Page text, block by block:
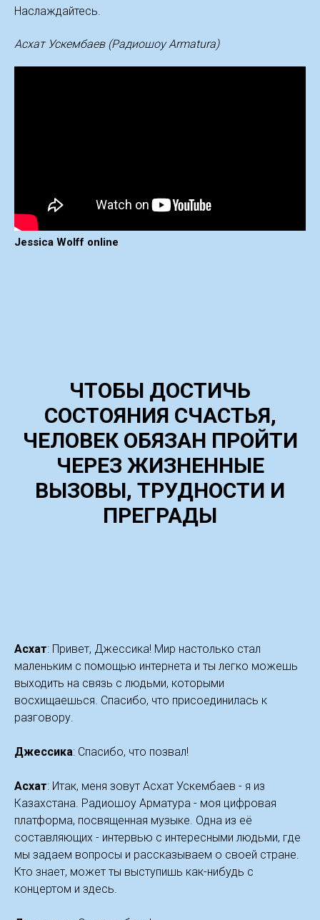
Наслаждайтесь.
Асхат Ускембаев (Радиошоу Armatura)
Jessica Wolff online
ЧТОБЫ ДОСТИЧЬ
СОСТОЯНИЯ СЧАСТЬЯ,
ЧЕЛОВЕК ОБЯЗАН ПРОЙТИ
ЧЕРЕЗ ЖИЗНЕННЫЕ
ВЫЗОВЫ, ТРУДНОСТИ И
ПРЕГРАДЫ
Асхат: Привет, Джессика! Мир настолько стал
маленьким с помощью интернета и ты легко можешь
выходить на связь с людьми, которыми
восхищаешься. Спасибо, что присоединилась к
разговору.
Джессика: Спасибо, что позвал!
Асхат: Итак, меня зовут Асхат Ускембаев - я из
Казахстана. Радиошоу Арматура - моя цифровая
платформа, посвященная музыке. Одна из её
составляющих - интервью с интересными людьми, где
мы задаем вопросы и рассказываем о своей стране.
Кто знает, может ты выступишь как-нибудь с
концертом и здесь.